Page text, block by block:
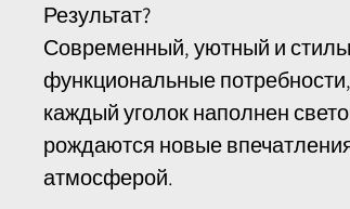
Результат?
Современный, уютный и
функциональные
каждый уголок наполнен
рождаются новые
атмосферой.